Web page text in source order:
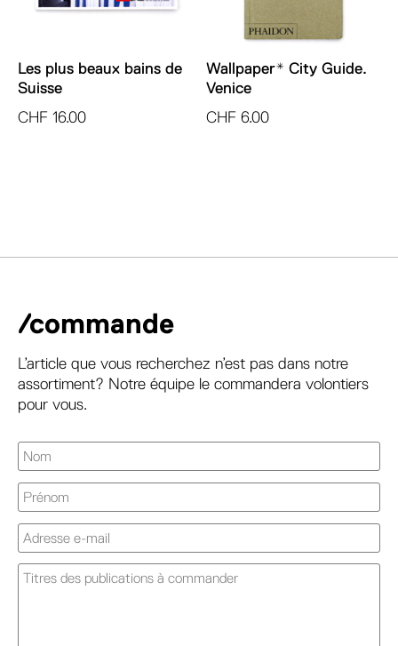
Les plus beaux bains de
Suisse
CHF 16.00
Wallpaper* City Guide.
Venice
CHF 6.00
/commande
L’article que vous recherchez n’est pas dans notre
assortiment? Notre équipe le commandera volontiers
pour vous.